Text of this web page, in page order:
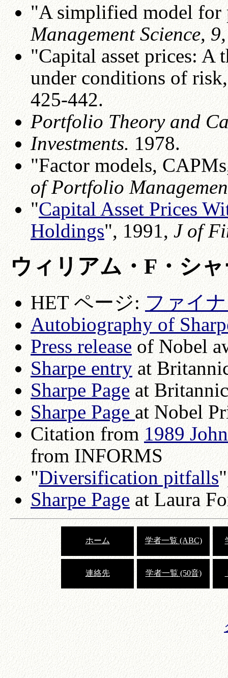
"A simplified model for
Management Science,
"Capital asset prices:
under conditions of
425-442.
Portfolio Theory and
Investments.1978.
"Factor models,
of Portfolio
"Capital Asset Prices
Holdings", 1991,J of
ウィリアム・F・シ
HET ページ:ファイ
Autobiography of
Press releaseof Nobel
Sharpe entryat
Sharpe Pageat
Sharpe Pageat Nobel
Citation from1989
from INFORMS
"Diversification pitfalls
Sharpe Pageat Laura
ホーム 学者一覧 (ABC)
連絡先 学者一覧 (50音)